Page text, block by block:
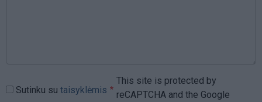
Sutinku su taisyklėmis
This site is protected by
reCAPTCHA and the Google